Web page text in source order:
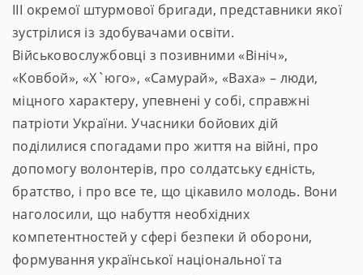
ІІІ окремої штурмової бригади, представники якої
зустрілися із здобувачами освіти.
Військовослужбовці з позивними «Вініч»,
«Ковбой», «Х`юго», «Самурай», «Ваха» – люди,
міцного характеру, упевнені у собі, справжні
патріоти України. Учасники бойових дій
поділилися спогадами про життя на війні, про
допомогу волонтерів, про солдатську єдність,
братство, і про все те, що цікавило молодь. Вони
наголосили, що набуття необхідних
компетентностей у сфері безпеки й оборони,
формування української національної та